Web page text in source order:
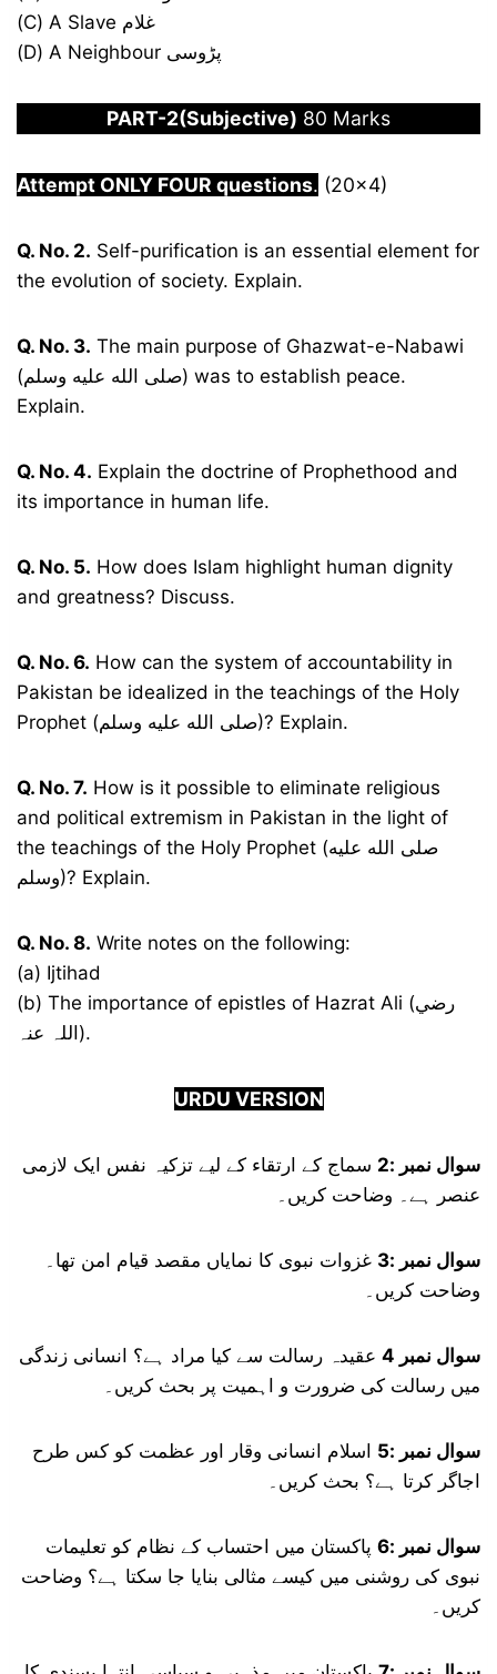
(C) A Slave غلام
(D) A Neighbour پڑوسی
PART-2(Subjective) 80 Marks
Attempt ONLY FOUR questions. (20×4)
Q. No. 2. Self-purification is an essential element for
the evolution of society. Explain.
Q. No. 3. The main purpose of Ghazwat-e-Nabawi
(صلى الله عليه وسلم) was to establish peace.
Explain.
Q. No. 4. Explain the doctrine of Prophethood and
its importance in human life.
Q. No. 5. How does Islam highlight human dignity
and greatness? Discuss.
Q. No. 6. How can the system of accountability in
Pakistan be idealized in the teachings of the Holy
Prophet (صلى الله عليه وسلم)? Explain.
Q. No. 7. How is it possible to eliminate religious
and political extremism in Pakistan in the light of
the teachings of the Holy Prophet (صلى الله عليه
وسلم)? Explain.
Q. No. 8. Write notes on the following:
(a) Ijtihad
(b) The importance of epistles of Hazrat Ali (رضي
اللہ عنہ).
URDU VERSION
سوال نمبر :2
سماج کے ارتقاء کے لیے تزکیہ نفس ایک لازمی
عنصر ہے۔ وضاحت کریں۔
سوال نمبر :3
غزوات نبوی کا نمایاں مقصد قیام امن تھا۔
وضاحت کریں۔
سوال نمبر 4
عقیدہ رسالت سے کیا مراد ہے؟ انسانی زندگی
میں رسالت کی ضرورت و اہمیت پر بحث کریں۔
سوال نمبر :5
اسلام انسانی وقار اور عظمت کو کس طرح
اجاگر کرتا ہے؟ بحث کریں۔
سوال نمبر :6
پاکستان میں احتساب کے نظام کو تعلیمات
نبوی کی روشنی میں کیسے مثالی بنایا جا سکتا ہے؟ وضاحت
کریں۔